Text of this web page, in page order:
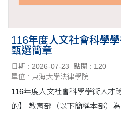
116年度人文社會科學
甄選簡章
日期 : 2026-07-23
點閱 : 120
單位 : 東海大學法律學院
116年度人文社會科學學術人才跨
的】 教育部（以下簡稱本部）